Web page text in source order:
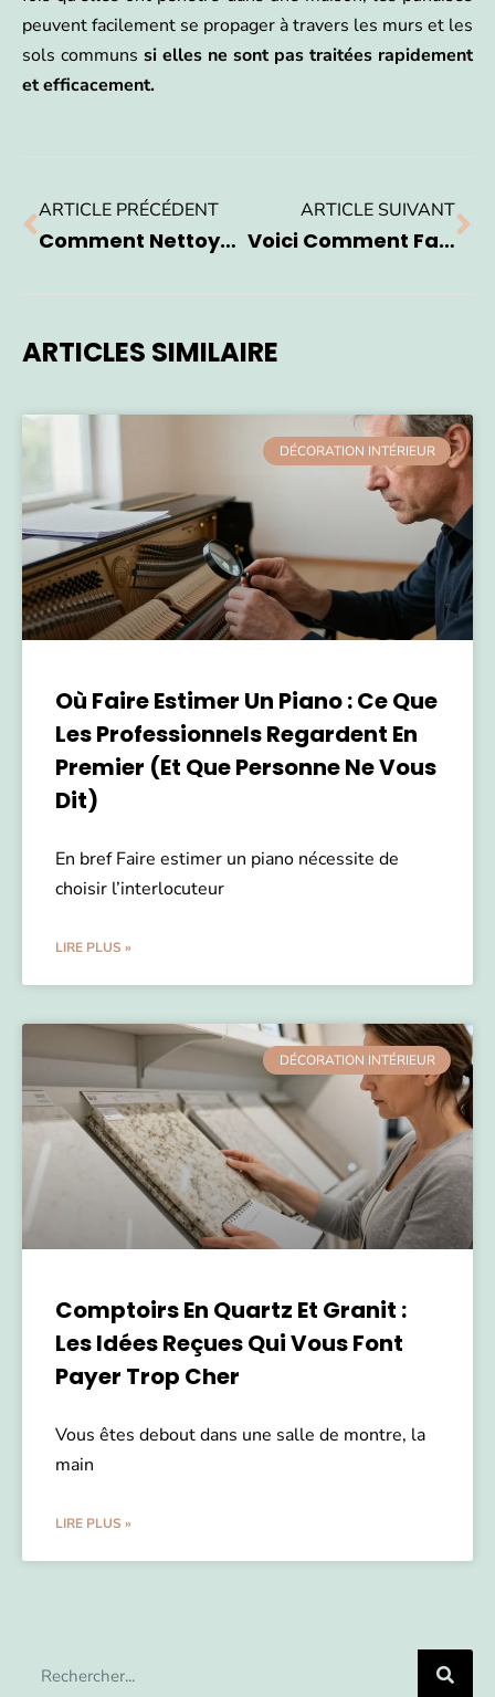
peuvent facilement se propager à travers les murs et les
sols communs si elles ne sont pas traitées rapidement
et efficacement.
ARTICLE PRÉCÉDENT
Comment Nettoyer Un Écran TV ?
ARTICLE SUIVANT
Voici Comment Faire Du Marron En Peinture
ARTICLES SIMILAIRE
DÉCORATION INTÉRIEUR
Où Faire Estimer Un Piano : Ce Que
Les Professionnels Regardent En
Premier (et Que Personne Ne Vous
Dit)
En bref Faire estimer un piano nécessite de
choisir l’interlocuteur
LIRE PLUS »
DÉCORATION INTÉRIEUR
Comptoirs En Quartz Et Granit :
Les Idées Reçues Qui Vous Font
Payer Trop Cher
Vous êtes debout dans une salle de montre, la
main
LIRE PLUS »